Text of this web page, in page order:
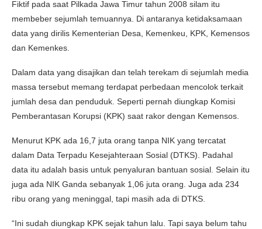
Fiktif pada saat Pilkada Jawa Timur tahun 2008 silam itu
membeber sejumlah temuannya. Di antaranya ketidaksamaan
data yang dirilis Kementerian Desa, Kemenkeu, KPK, Kemensos
dan Kemenkes.
Dalam data yang disajikan dan telah terekam di sejumlah media
massa tersebut memang terdapat perbedaan mencolok terkait
jumlah desa dan penduduk. Seperti pernah diungkap Komisi
Pemberantasan Korupsi (KPK) saat rakor dengan Kemensos.
Menurut KPK ada 16,7 juta orang tanpa NIK yang tercatat
dalam Data Terpadu Kesejahteraan Sosial (DTKS). Padahal
data itu adalah basis untuk penyaluran bantuan sosial. Selain itu
juga ada NIK Ganda sebanyak 1,06 juta orang. Juga ada 234
ribu orang yang meninggal, tapi masih ada di DTKS.
“Ini sudah diungkap KPK sejak tahun lalu. Tapi saya belum tahu